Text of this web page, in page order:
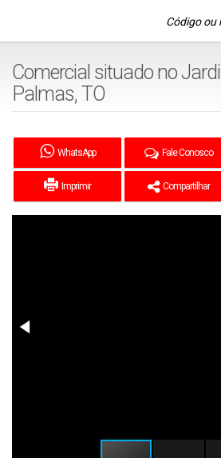
Comercial situado no
Palmas, TO
WhatsApp Fale Conosco
Imprimir Compartilhar